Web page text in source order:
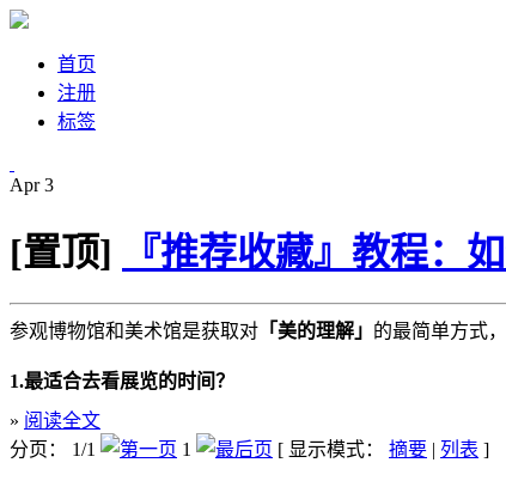
首页
注册
标签
Apr3
[置顶] 『推荐收藏』教程：
参观博物馆和美术馆是获取对 「美的理解」 的最简单方式
1.最适合去看展览的时间？
» 阅读全文
分页： 1/1
1 [ 显示模式： 摘要 | 列表 ]